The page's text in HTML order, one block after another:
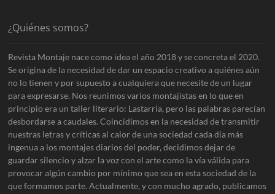
¿Quiénes somos?
Revista Montaje nace como idea el año 2018 y se concreta el 2020.
Se origina de la necesidad de dar un espacio creativo a quiénes aún
no lo tienen y por supuesto a cualquiera que necesite de un lugar
para expresarse. Nos reunimos varios montajistas en lo que en
principio era un taller literario: Lastarria, pero las palabras parecían
desbordarse a caudales. Coincidimos en la necesidad de transmitir
nuestras letras y críticas al calor de una sociedad cada día más
ingenua a los montajes diarios del poder, decidimos dejar de
guardar silencio y alzar la voz con el arte como la vía válida para
provocar algún cambio por mínimo que sea en esta sociedad de la
que formamos parte. Actualmente, y con mucho agrado, publicamos